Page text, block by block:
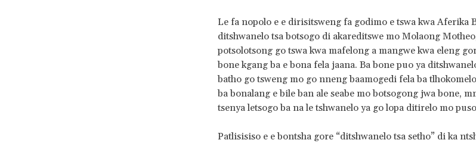
Le fa nopolo e e dirisitsweng fa godimo e tswa kwa Aferika
ditshwanelo tsa botsogo di akareditswe mo Molaong
potsolotsong go tswa kwa mafelong a mangwe kwa eleng
bone kgang ba e bona fela jaana. Ba bone puo ya
batho go tsweng mo go nneng baamogedi fela ba
ba bonalang e bile ban ale seabe mo botsogong jwa bone,
tsenya letsogo ba na le tshwanelo ya go lopa ditirelo mo
Patlisisiso e e bontsha gore “ditshwanelo tsa setho” di ka